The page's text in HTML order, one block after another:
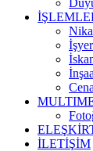
İLETİŞİM